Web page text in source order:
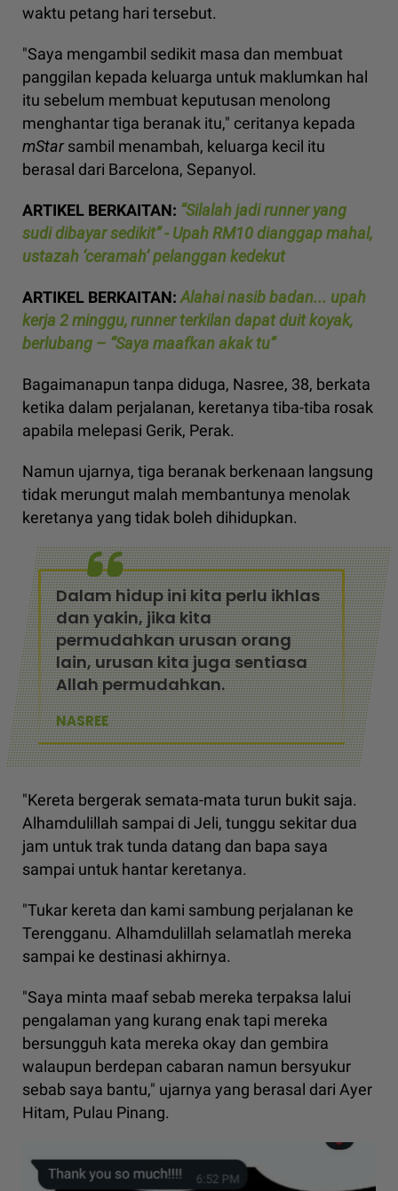
waktu petang hari tersebut.
"Saya mengambil sedikit masa dan membuat
panggilan kepada keluarga untuk maklumkan hal
itu sebelum membuat keputusan menolong
menghantar tiga beranak itu," ceritanya kepada
mStarsambil menambah, keluarga kecil itu
berasal dari Barcelona, Sepanyol.
ARTIKEL BERKAITAN: “Silalah jadi runner yang
sudi dibayar sedikit” - Upah RM10 dianggap mahal,
ustazah ‘ceramah’ pelanggan kedekut
ARTIKEL BERKAITAN: Alahai nasib badan... upah
kerja 2 minggu, runner terkilan dapat duit koyak,
berlubang – “Saya maafkan akak tu”
Bagaimanapun tanpa diduga, Nasree, 38, berkata
ketika dalam perjalanan, keretanya tiba-tiba rosak
apabila melepasi Gerik, Perak.
Namun ujarnya, tiga beranak berkenaan langsung
tidak merungut malah membantunya menolak
keretanya yang tidak boleh dihidupkan.
Dalam hidup ini kita perlu ikhlas
dan yakin, jika kita
permudahkan urusan orang
lain, urusan kita juga sentiasa
Allah permudahkan.
NASREE
"Kereta bergerak semata-mata turun bukit saja.
Alhamdulillah sampai di Jeli, tunggu sekitar dua
jam untuk trak tunda datang dan bapa saya
sampai untuk hantar keretanya.
"Tukar kereta dan kami sambung perjalanan ke
Terengganu. Alhamdulillah selamatlah mereka
sampai ke destinasi akhirnya.
"Saya minta maaf sebab mereka terpaksa lalui
pengalaman yang kurang enak tapi mereka
bersungguh kata mereka okay dan gembira
walaupun berdepan cabaran namun bersyukur
sebab saya bantu," ujarnya yang berasal dari Ayer
Hitam, Pulau Pinang.